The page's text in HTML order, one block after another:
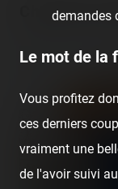
Chenille
demandes
Le mot de la
Vous profitez
ces derniers
vraiment une
de l'avoir suivi